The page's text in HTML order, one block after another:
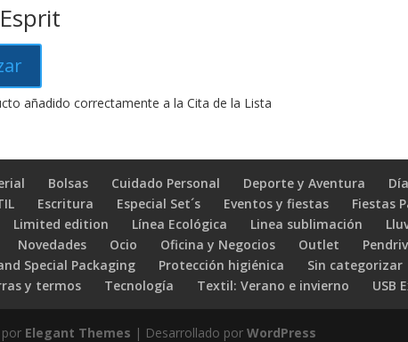
añadido correctamente a la Cita de la Lista
Bolsas Cuidado Personal Deporte y Aventura
Escritura Especial Set´s Eventos y fiestas Fiestas
Limited edition Línea Ecológica Linea sublimación
Novedades Ocio Oficina y Negocios Outlet
Special Packaging
Protección higiénica Sin categorizar
y termos
Tecnología Textil: Verano e invierno USB
Elegant Themes | Desarrollado porWordPress